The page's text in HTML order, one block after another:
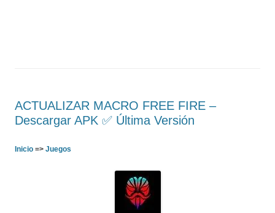
ACTUALIZAR MACRO FREE FIRE –
Descargar APK ✅️ Última Versión
Inicio => Juegos